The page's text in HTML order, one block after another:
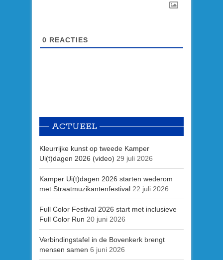
0 REACTIES
ACTUEEL
Kleurrijke kunst op tweede Kamper
Ui(t)dagen 2026 (video) 29 juli 2026
Kamper Ui(t)dagen 2026 starten wederom
met Straatmuzikantenfestival 22 juli 2026
Full Color Festival 2026 start met inclusieve
Full Color Run 20 juni 2026
Verbindingstafel in de Bovenkerk brengt
mensen samen 6 juni 2026